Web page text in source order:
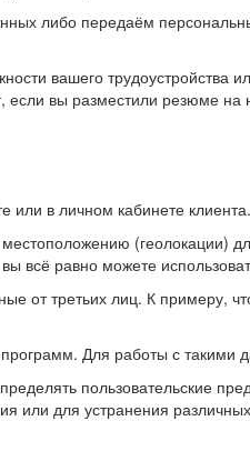
либо передаём
вашего трудоустройства
вы разместили резюме
в личном кабинете клиента.
(геолокации)
всё равно можете
от третьих лиц. К примеру,
Для работы с
пользовательские
или для устранения